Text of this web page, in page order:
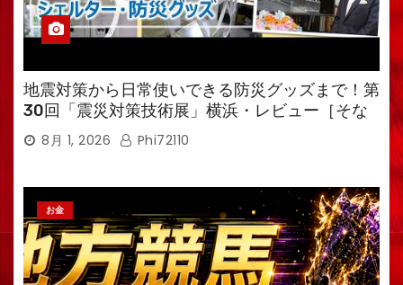
地震対策から日常使いできる防災グッズまで！第
30回「震災対策技術展」横浜・レビュー［そな
えるTV・高荷智也］
8月 1, 2026 Phi72110
お金